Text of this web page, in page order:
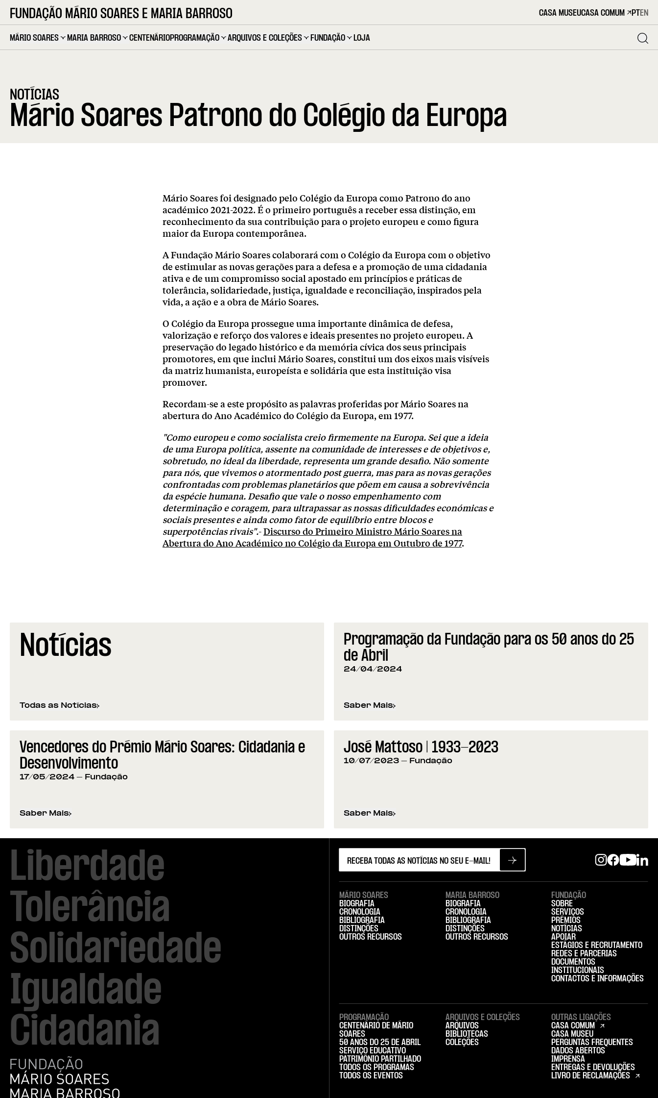
FUNDAÇÃO MÁRIO SOARES E MARIA BARROSO CASA MUSEUCASA COMUM PTEN
MÁRIO SOARES MARIA BARROSO CENTENÁRIOPROGRAMAÇÃO ARQUIVOS E COLEÇÕES FUNDAÇÃO LOJA
NOTÍCIAS
Mário Soares Patrono do Colégio da Europa
Mário Soares foi designado pelo Colégio da Europa como Patrono do ano
académico 2021-2022. É o primeiro português a receber essa distinção, em
reconhecimento da sua contribuição para o projeto europeu e como figura
maior da Europa contemporânea.
A Fundação Mário Soares colaborará com o Colégio da Europa com o objetivo
de estimular as novas gerações para a defesa e a promoção de uma cidadania
ativa e de um compromisso social apostado em princípios e práticas de
tolerância, solidariedade, justiça, igualdade e reconciliação, inspirados pela
vida, a ação e a obra de Mário Soares.
O Colégio da Europa prossegue uma importante dinâmica de defesa,
valorização e reforço dos valores e ideais presentes no projeto europeu. A
preservação do legado histórico e da memória cívica dos seus principais
promotores, em que inclui Mário Soares, constitui um dos eixos mais visíveis
da matriz humanista, europeísta e solidária que esta instituição visa
promover.
Recordam-se a este propósito as palavras proferidas por Mário Soares na
abertura do Ano Académico do Colégio da Europa, em 1977.
"Como europeu e como socialista creio firmemente na Europa. Sei que a ideia
de uma Europa política, assente na comunidade de interesses e de objetivos e,
sobretudo, no ideal da liberdade, representa um grande desafio. Não somente
para nós, que vivemos o atormentado post guerra, mas para as novas gerações
confrontadas com problemas planetários que põem em causa a sobrevivência
da espécie humana. Desafio que vale o nosso empenhamento com
determinação e coragem, para ultrapassar as nossas dificuldades económicas e
sociais presentes e ainda como fator de equilíbrio entre blocos e
superpotências rivais".-Discurso do Primeiro Ministro Mário Soares na
Abertura do Ano Académico no Colégio da Europa em Outubro de 1977.
Notícias
Todas as Notícias
Programação da Fundação para os 50 anos do 25
de Abril
24/04/2024
Saber Mais
sobre Programação da Fundação para os 50 anos do 25 de Abril
Vencedores do Prémio Mário Soares: Cidadania e
Desenvolvimento
17/05/2024 - Fundação
Saber Mais
sobre Vencedores do Prémio Mário Soares: Cidadania e Desenvolvimento
José Mattoso | 1933-2023
10/07/2023 - Fundação
Saber Mais
sobre José Mattoso | 1933-2023
Liberdade
Tolerância
Solidariedade
Igualdade
Cidadania
MÁRIO SOARES
BIOGRAFIA
CRONOLOGIA
BIBLIOGRAFIA
DISTINÇÕES
OUTROS RECURSOS
MARIA BARROSO
BIOGRAFIA
CRONOLOGIA
BIBLIOGRAFIA
DISTINÇÕES
OUTROS RECURSOS
FUNDAÇÃO
SOBRE
SERVIÇOS
PRÉMIOS
NOTÍCIAS
APOIAR
ESTÁGIOS E RECRUTAMENTO
REDES E PARCERIAS
DOCUMENTOS
INSTITUCIONAIS
CONTACTOS E INFORMAÇÕES
PROGRAMAÇÃO
CENTENÁRIO DE MÁRIO
SOARES
50 ANOS DO 25 DE ABRIL
SERVIÇO EDUCATIVO
PATRIMÓNIO PARTILHADO
TODOS OS PROGRAMAS
TODOS OS EVENTOS
ARQUIVOS E COLEÇÕES
ARQUIVOS
BIBLIOTECAS
COLEÇÕES
OUTRAS LIGAÇÕES
CASA COMUM
CASA MUSEU
PERGUNTAS FREQUENTES
DADOS ABERTOS
IMPRENSA
ENTREGAS E DEVOLUÇÕES
LIVRO DE RECLAMAÇÕES